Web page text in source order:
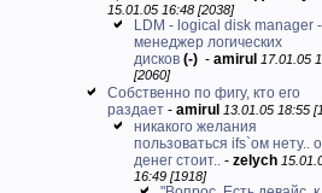
15.01.05 16:48 [2038]
LDM - logical disk manager -
менеджер логических
дисков (-) - amirul 17.01.05
[2060]
Собственно по фигу, кто его
раздает - amirul 13.01.05 18:55
никакого желания
пользоваться ifs`ом нету..
денег стоит.. - zelych
16:49 [1918]